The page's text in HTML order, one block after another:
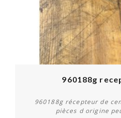
960188g
960188g récepteur de
pièces d origine